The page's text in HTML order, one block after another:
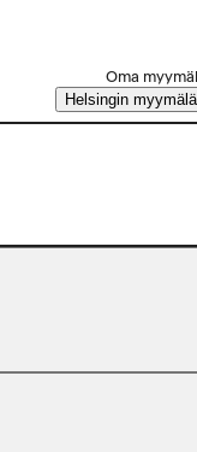
Oma
Helsingin myymälä